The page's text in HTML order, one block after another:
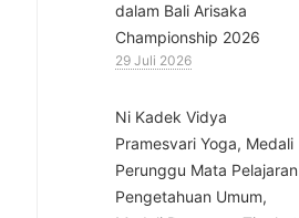
dalam Bali Arisaka
Championship 2026
29 Juli 2026
⁠Ni Kadek Vidya
Pramesvari Yoga, Medali
Perunggu Mata Pelajaran
Pengetahuan Umum,